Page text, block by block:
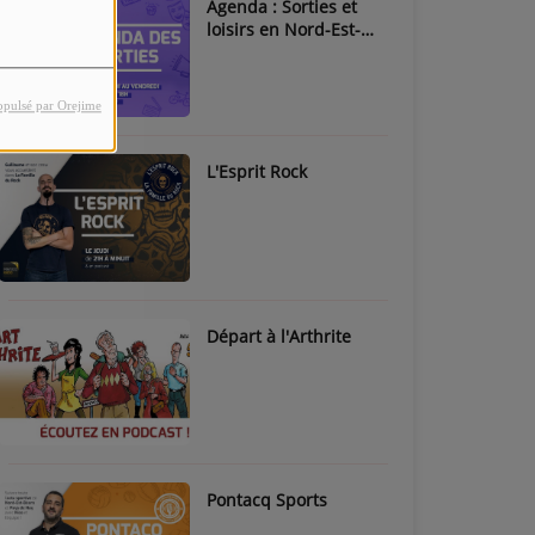
par Orejime
Agenda : Sorties et
loisirs en Nord-Est-
L'Esprit Rock
Départ à l'Arthrite
Pontacq Sports